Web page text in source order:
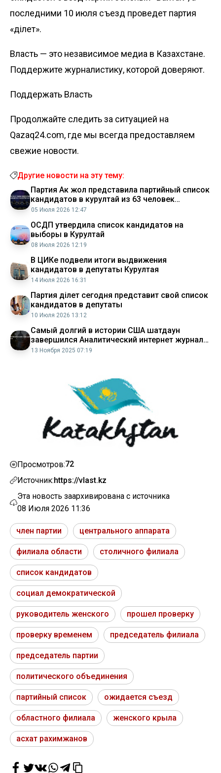
последними 10 июля съезд проведет партия
«Әділет».
Власть — это независимое медиа в Казахстане.
Поддержите журналистику, которой доверяют.
Поддержать Власть
Продолжайте следить за ситуацией на
Qazaq24.com, где мы всегда предоставляем
свежие новости.
Другие новости на эту тему:
Партия Ак жол представила партийный список
кандидатов в курултай из 63 человек
Аналитический интернет журнал Власть
05 Июля 2026 12:47
ОСДП утвердила список кандидатов на
выборы в Курултай
08 Июля 2026 12:19
В ЦИКе подвели итоги выдвижения
кандидатов в депутаты Курултая
14 Июля 2026 16:31
Партия Әділет сегодня представит свой список
кандидатов в депутаты
10 Июля 2026 13:12
Самый долгий в истории США шатдаун
завершился Аналитический интернет журнал
Власть
13 Ноября 2025 07:19
Просмотров:72
Источник:https://vlast.kz
Эта новость заархивирована с источника
08 Июля 2026 11:36
член партии центрального аппарата
филиала области столичного филиала
список кандидатов
социал демократической
руководитель женского прошел проверку
проверку временем председатель филиала
председатель партии
политического объединения
партийный список ожидается съезд
областного филиала женского крыла
асхат рахимжанов